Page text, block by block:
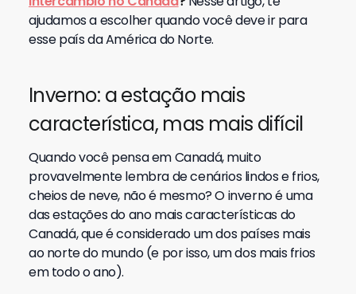
ajudamos a escolher quando você deve ir para
esse país da América do Norte.
Inverno: a estação mais
característica, mas mais difícil
Quando você pensa em Canadá, muito
provavelmente lembra de cenários lindos e frios,
cheios de neve, não é mesmo? O inverno é uma
das estações do ano mais características do
Canadá, que é considerado um dos países mais
ao norte do mundo (e por isso, um dos mais frios
em todo o ano).